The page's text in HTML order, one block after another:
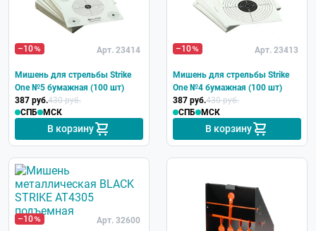
–10 Арт. 23414
Мишень для стрельбы Strike
One №5 бумажная (100 шт)
387 руб.430 руб.
СПБ
МСК
В корзину
–10 Арт. 23413
Мишень для стрельбы Strike
One №4 бумажная (100 шт)
387 руб.430 руб.
СПБ
МСК
В корзину
–10 Арт. 32600